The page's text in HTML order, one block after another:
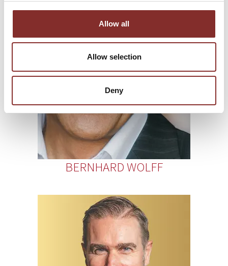
Allow all
Allow selection
Deny
BERNHARD WOLFF